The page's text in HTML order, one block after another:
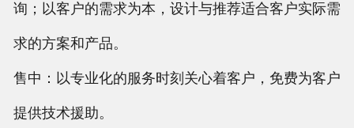
询；以客户的需求为本，设计与推荐适合客户实际需
求的方案和产品。
售中：以专业化的服务时刻关心着客户，免费为客户
提供技术援助。